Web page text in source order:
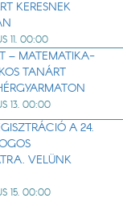
KERESNEK
11. 00:00
– MATEMATIKA-
TANÁRT
13. 00:00
A 24.
VELÜNK
15. 00:00